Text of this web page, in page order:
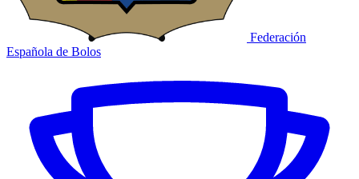
Federación
Española de Bolos